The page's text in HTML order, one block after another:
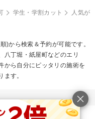
学生・学割カット
人気が
)から検索＆予約が可能です。
八丁堀・紙屋町などのエリ
から自分にピッタリの施術を
す。